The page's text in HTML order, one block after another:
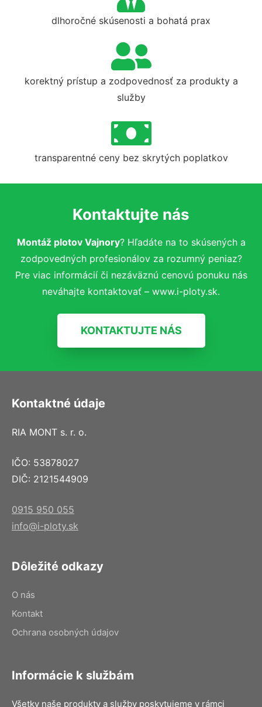
dlhoročné skúsenosti a bohatá prax
korektný prístup a zodpovednosť za produkty a
služby
transparentné ceny bez skrytých poplatkov
Kontaktujte nás
Montáž plotov Vajnory? Hľadáte na to skúsených a
zodpovedných profesionálov za rozumný peniaz?
Pre viac informácií či nezáväznú cenovú ponuku nás
neváhajte kontaktovať – www.i-ploty.sk.
KONTAKTUJTE NÁS
Kontaktné údaje
RIA MONT s. r. o.
IČO: 53878027
DIČ: 2121544909
0915 950 055
info@i-ploty.sk
Dôležité odkazy
O nás
Kontakt
Ochrana osobných údajov
Informácie k službám
Všetky naše produkty a služby poskytujeme v rámci